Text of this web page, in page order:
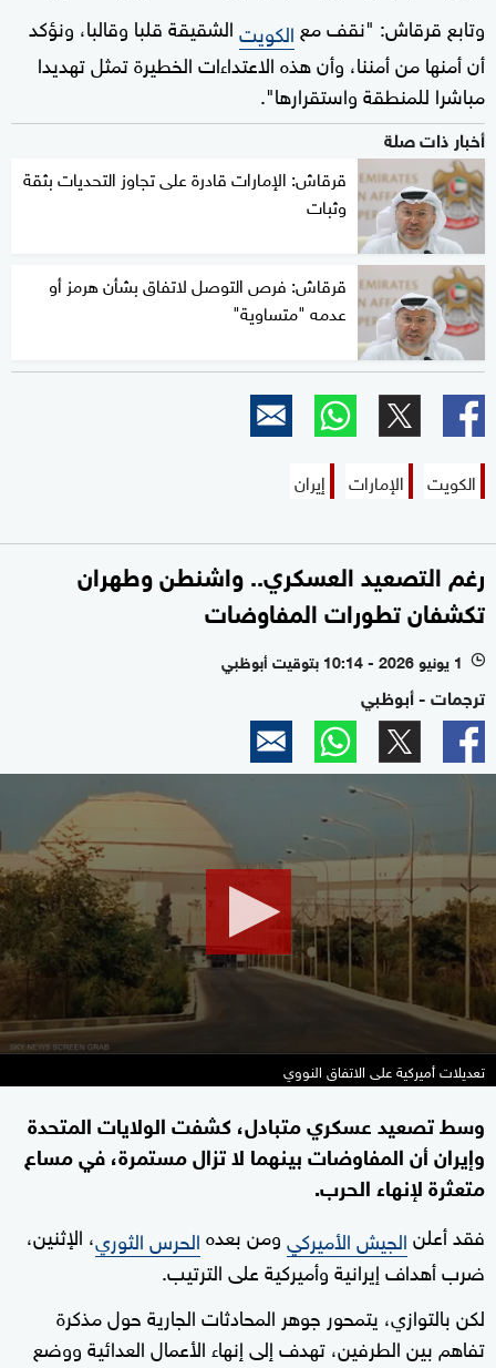
وتابع قرقاش: "نقف مع الكويتالشقيقة قلبا وقالبا، ونؤكد
أن أمنها من أمننا، وأن هذه الاعتداءات الخطيرة تمثل تهديدا
مباشرا للمنطقة واستقرارها".
أخبار ذات صلة
قرقاش: الإمارات قادرة على تجاوز التحديات بثقة
وثبات
قرقاش: فرص التوصل لاتفاق بشأن هرمز أو
عدمه "متساوية"
الكويت الإمارات إيران
رغم التصعيد العسكري.. واشنطن وطهران
تكشفان تطورات المفاوضات
l 1 يونيو 2026 - 10:14 بتوقيت أبوظبي
ترجمات - أبوظبي
2
minutes,
9
seconds
تعديلات أميركية على الاتفاق النووي
وسط تصعيد عسكري متبادل، كشفت الولايات المتحدة
وإيران أن المفاوضات بينهما لا تزال مستمرة، في مساع
متعثرة لإنهاء الحرب.
فقد أعلنالجيش الأميركيومن بعدهالحرس الثوري، الإثنين،
ضرب أهداف إيرانية وأميركية على الترتيب.
لكن بالتوازي، يتمحور جوهر المحادثات الجارية حول مذكرة
تفاهم بين الطرفين، تهدف إلى إنهاء الأعمال العدائية ووضع